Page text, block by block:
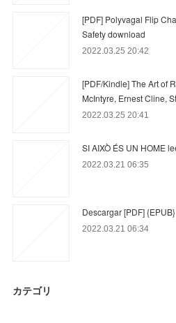
[PDF] Polyvagal Flip
Safety download
2022.03.25 20:42
[PDF/Kindle] The Art of
McIntyre, Ernest Cline,
2022.03.25 20:41
SI AIXÒ ÉS UN HOME
2022.03.21 06:35
Descargar [PDF]
2022.03.21 06:34
カテゴリ